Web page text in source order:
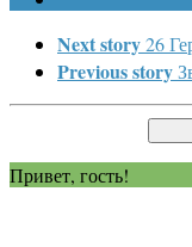
Next story26
Previous story
Привет, гость!